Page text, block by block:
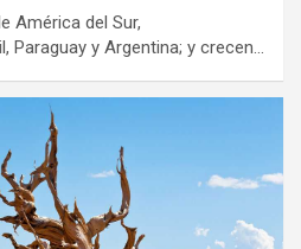
América del Sur,
Paraguay y Argentina; y crecen…